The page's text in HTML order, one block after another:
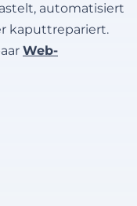
automatisiert
kaputtrepariert.
Web-